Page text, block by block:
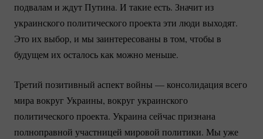
подвалам и ждут Путина. И такие есть. Значит из
украинского политического проекта эти люди выходят.
Это их выбор, и мы заинтересованы в том, чтобы в
будущем их осталось как можно меньше.
Третий позитивный аспект войны — консолидация всего
мира вокруг Украины, вокруг украинского
политического проекта. Украина сейчас признана
полноправной участницей мировой политики. Мы уже